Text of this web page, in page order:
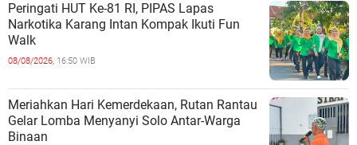
Peringati HUT Ke-81 RI, PIPAS Lapas
Narkotika Karang Intan Kompak Ikuti Fun
Walk
08/08/2026, 16:50 WIB
Meriahkan Hari Kemerdekaan, Rutan Rantau
Gelar Lomba Menyanyi Solo Antar-Warga
Binaan